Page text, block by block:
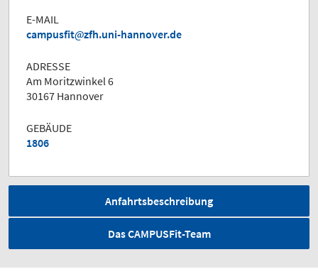
E-MAIL
campusfit
zfh.uni-hannover.de
ADRESSE
Am Moritzwinkel 6
30167 Hannover
GEBÄUDE
1806
Anfahrtsbeschreibung
Das CAMPUSFit-Team